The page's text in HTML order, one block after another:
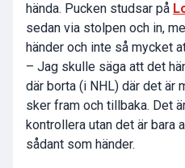
hända. Pucken studsar på
sedan via stolpen och in,
händer och inte så mycket
– Jag skulle säga att det
där borta (i NHL) där det är
sker fram och tillbaka. Det
kontrollera utan det är bara
sådant som händer.